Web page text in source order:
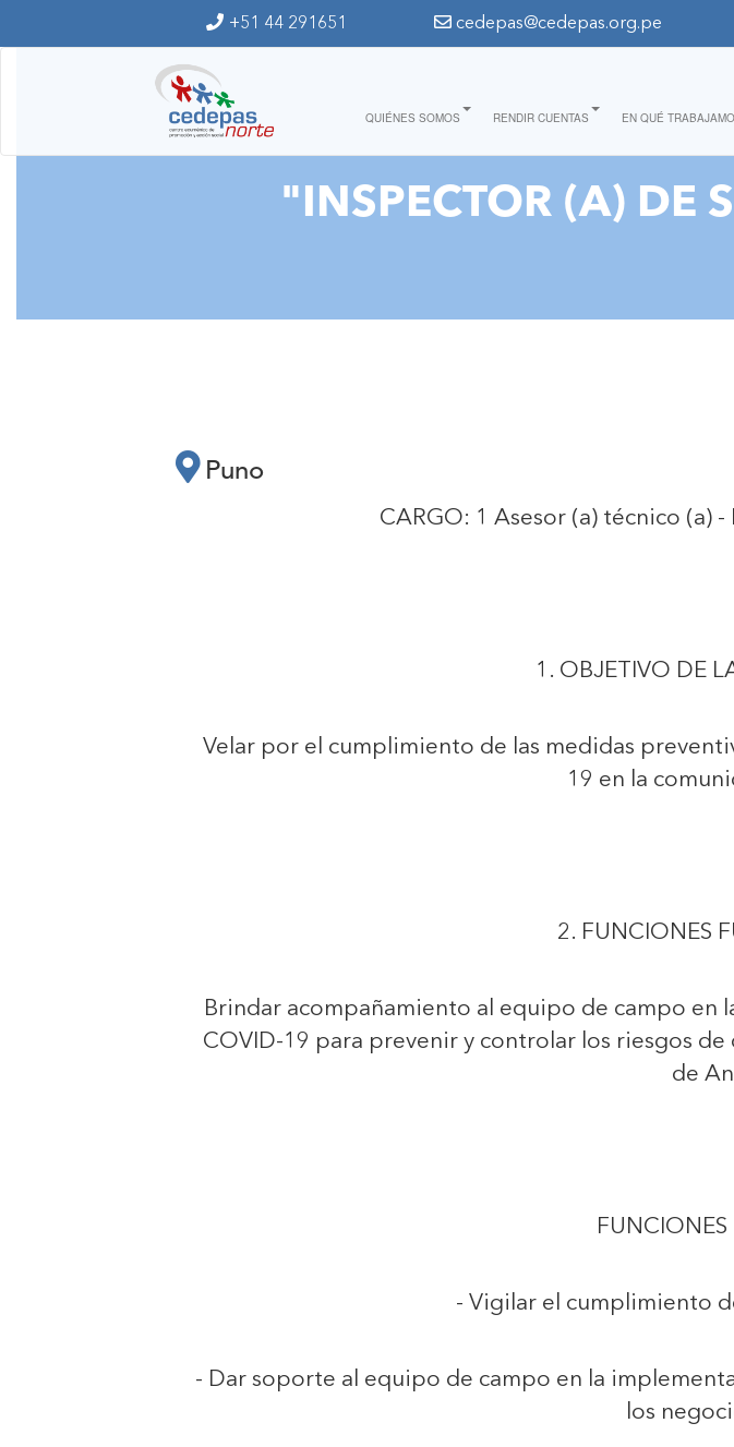
+51 44 291651 cedepas@cedepas.org.pe
QUIÉNES SOMOS RENDIR CUENTAS EN QUÉ
"INSPECTOR (A) DE
Puno
CARGO: 1 Asesor (a) técnico (a)
1. OBJETIVO DE
Velar por el cumplimiento de las medidas
19 en la
2. FUNCIONES
Brindar acompañamiento al equipo de campo
COVID-19 para prevenir y controlar los riesgos
de
FUNCIONES
- Vigilar el cumplimiento
- Dar soporte al equipo de campo en la
los